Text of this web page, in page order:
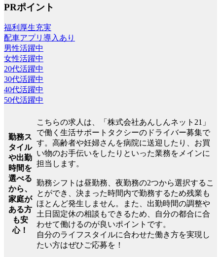
PRポイント
福利厚生充実
配車アプリ導入あり
男性活躍中
女性活躍中
20代活躍中
30代活躍中
40代活躍中
50代活躍中
勤務ス
タイル
や出勤
時間を
選べる
から、
家庭が
ある方
も安
心！
こちらの求人は、「株式会社あんしんネット21」
で働く生活サポートタクシーのドライバー募集で
す。高齢者や妊婦さんを病院に送迎したり、お買
い物のお手伝いをしたりといった業務をメインに
担当します。
勤務シフトは昼勤務、夜勤務の2つから選択するこ
とができ、決まった時間内で勤務するため残業も
ほとんど発生しません。また、出勤時間の調整や
土日固定休の相談もできるため、自分の都合に合
わせて働けるのが良いポイントです。
自分のライフスタイルに合わせた働き方を実現し
たい方はぜひご応募を！